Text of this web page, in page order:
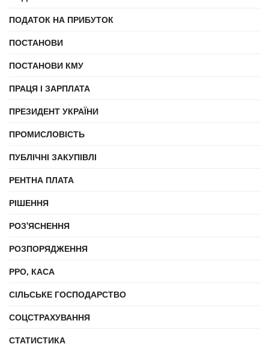
ПОДАТОК НА ПРИБУТОК
ПОСТАНОВИ
ПОСТАНОВИ КМУ
ПРАЦЯ І ЗАРПЛАТА
ПРЕЗИДЕНТ УКРАЇНИ
ПРОМИСЛОВІСТЬ
ПУБЛІЧНІ ЗАКУПІВЛІ
РЕНТНА ПЛАТА
РІШЕННЯ
РОЗ'ЯСНЕННЯ
РОЗПОРЯДЖЕННЯ
РРО, КАСА
СІЛЬСЬКЕ ГОСПОДАРСТВО
СОЦСТРАХУВАННЯ
СТАТИСТИКА